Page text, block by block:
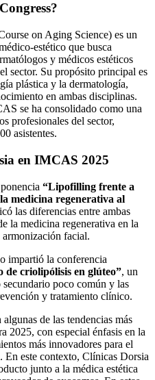
on Aging Science) es un
estético que busca
y médicos estéticos
sector. Su propósito principal es
plástica y la dermatología,
en ambas disciplinas.
se ha consolidado como una
profesionales del sector,
asistentes.
en IMCAS 2025
“Lipofilling frente a
medicina regenerativa al
las diferencias entre ambas
la medicina regenerativa en la
facial.
impartió la conferencia
criolipólisis en glúteo”, un
secundario poco común y las
y tratamiento clínico.
de las tendencias más
2025, con especial énfasis en la
más innovadores para el
este contexto, Clínicas Dorsia
junto a la médica estética